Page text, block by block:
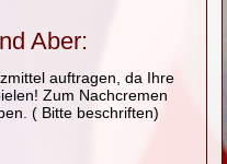
Aber:
auftragen, da Ihre
Zum Nachcremen
( Bitte beschriften)